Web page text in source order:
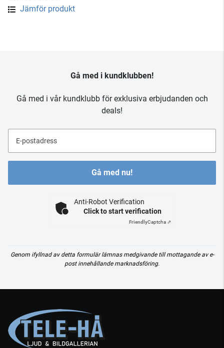
Jämför produkt
Gå med i kundklubben!
Gå med i vår kundklubb för exklusiva erbjudanden och
deals!
E-postadress
Gå med nu!
Anti-Robot Verification
Click to start verification
FriendlyCaptcha ⇗
Genom ifyllnad av detta formulär lämnas medgivande till mottagande av e-
post innehållande marknadsföring.